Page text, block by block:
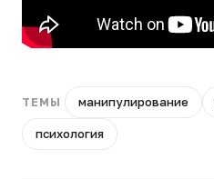
ТЕМЫ манипулирование
психология